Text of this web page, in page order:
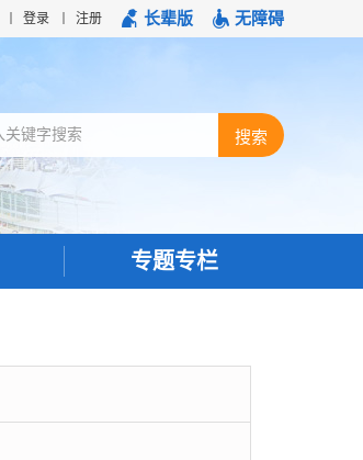
登录 注册 长辈版 无障碍
专题专栏